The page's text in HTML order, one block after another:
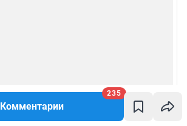
Комментарии
235